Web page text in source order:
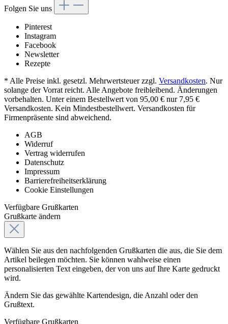
Folgen Sie uns
Pinterest
Instagram
Facebook
Newsletter
Rezepte
* Alle Preise inkl. gesetzl. Mehrwertsteuer zzgl. Versandkosten. Nur
solange der Vorrat reicht. Alle Angebote freibleibend. Änderungen
vorbehalten. Unter einem Bestellwert von 95,00 € nur 7,95 €
Versandkosten. Kein Mindestbestellwert. Versandkosten für
Firmenpräsente sind abweichend.
AGB
Widerruf
Vertrag widerrufen
Datenschutz
Impressum
Barrierefreiheitserklärung
Cookie Einstellungen
Verfügbare Grußkarten
Grußkarte ändern
Wählen Sie aus den nachfolgenden Grußkarten die aus, die Sie dem
Artikel beilegen möchten. Sie können wahlweise einen
personalisierten Text eingeben, der von uns auf Ihre Karte gedruckt
wird.
Ändern Sie das gewählte Kartendesign, die Anzahl oder den
Grußtext.
Verfügbare Grußkarten